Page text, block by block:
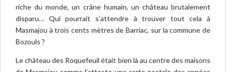
riche du monde, un crâne humain, un château brutalement
disparu… Qui pourrait s’attendre à trouver tout cela à
Masmajou à trois cents mètres de Barriac, sur la commune de
Bozouls ?
Le château des Roquefeuil était bien là au centre des maisons